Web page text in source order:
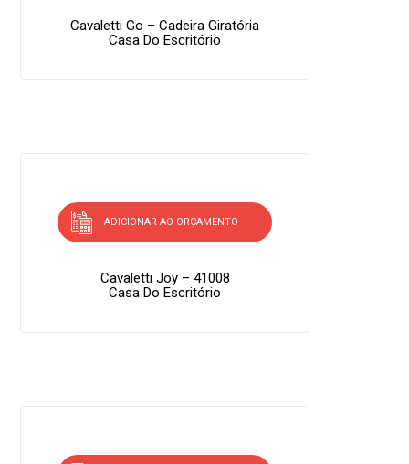
Cavaletti Go – Cadeira Giratória
Casa Do Escritório
ADICIONAR AO ORÇAMENTO
Cavaletti Joy – 41008
Casa Do Escritório